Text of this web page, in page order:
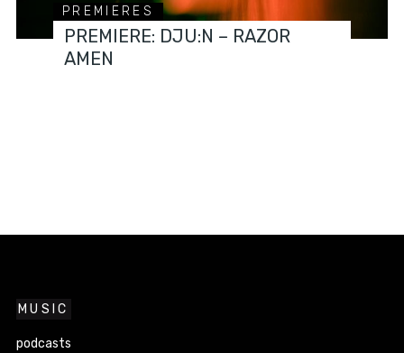
PREMIERES
PREMIERE: DJU:N – RAZOR
AMEN
MUSIC
podcasts